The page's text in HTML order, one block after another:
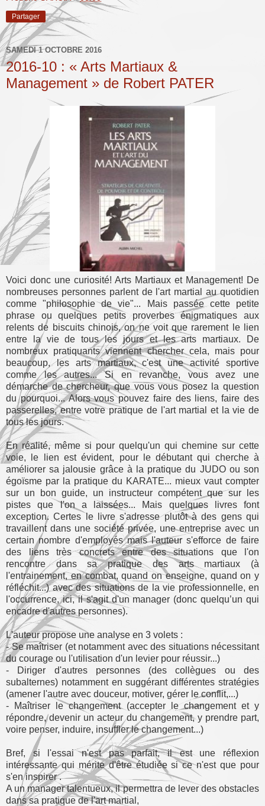
Partager
SAMEDI 1 OCTOBRE 2016
2016-10 : « Arts Martiaux &
Management » de Robert PATER
Voici donc une curiosité! Arts Martiaux et Management! De
nombreuses personnes parlent de l'art martial au quotidien
comme "philosophie de vie"... Mais passée cette petite
phrase ou quelques petits proverbes énigmatiques aux
relents de biscuits chinois, on ne voit que rarement le lien
entre la vie de tous les jours et les arts martiaux. De
nombreux pratiquants viennent chercher cela, mais pour
beaucoup, les arts martiaux, c'est une activité sportive
comme les autres... Si en revanche, vous avez une
démarche de chercheur, que vous vous posez la question
du pourquoi... Alors vous pouvez faire des liens, faire des
passerelles, entre votre pratique de l'art martial et la vie de
tous les jours.
En réalité, même si pour quelqu'un qui chemine sur cette
voie, le lien est évident, pour le débutant qui cherche à
améliorer sa jalousie grâce à la pratique du JUDO ou son
égoïsme par la pratique du KARATE... mieux vaut compter
sur un bon guide, un instructeur compétent que sur les
pistes que l'on a laissées... Mais quelques livres font
exception. Certes le livre s'adresse plutôt à des gens qui
travaillent dans une société privée, une entreprise avec un
certain nombre d'employés mais l'auteur s'efforce de faire
des liens très concrets entre des situations que l'on
rencontre dans sa pratique des arts martiaux (à
l'entrainement, en combat, quand on enseigne, quand on y
réfléchit...) avec des situations de la vie professionnelle, en
l'occurrence, ici, il s'agit d'un manager (donc quelqu’un qui
encadre d'autres personnes).
L'auteur propose une analyse en 3 volets :
- Se maîtriser (et notamment avec des situations nécessitant
du courage ou l'utilisation d'un levier pour réussir...)
- Diriger d'autres personnes (des collègues ou des
subalternes) notamment en suggérant différentes stratégies
(amener l'autre avec douceur, motiver, gérer le conflit,...)
- Maîtriser le changement (accepter le changement et y
répondre, devenir un acteur du changement, y prendre part,
voire penser, induire, insuffler le changement...)
Bref, si l'essai n'est pas parfait, il est une réflexion
intéressante qui mérite d'être étudiée si ce n'est que pour
s'en inspirer .
A un manager talentueux, il permettra de lever des obstacles
dans sa pratique de l'art martial,